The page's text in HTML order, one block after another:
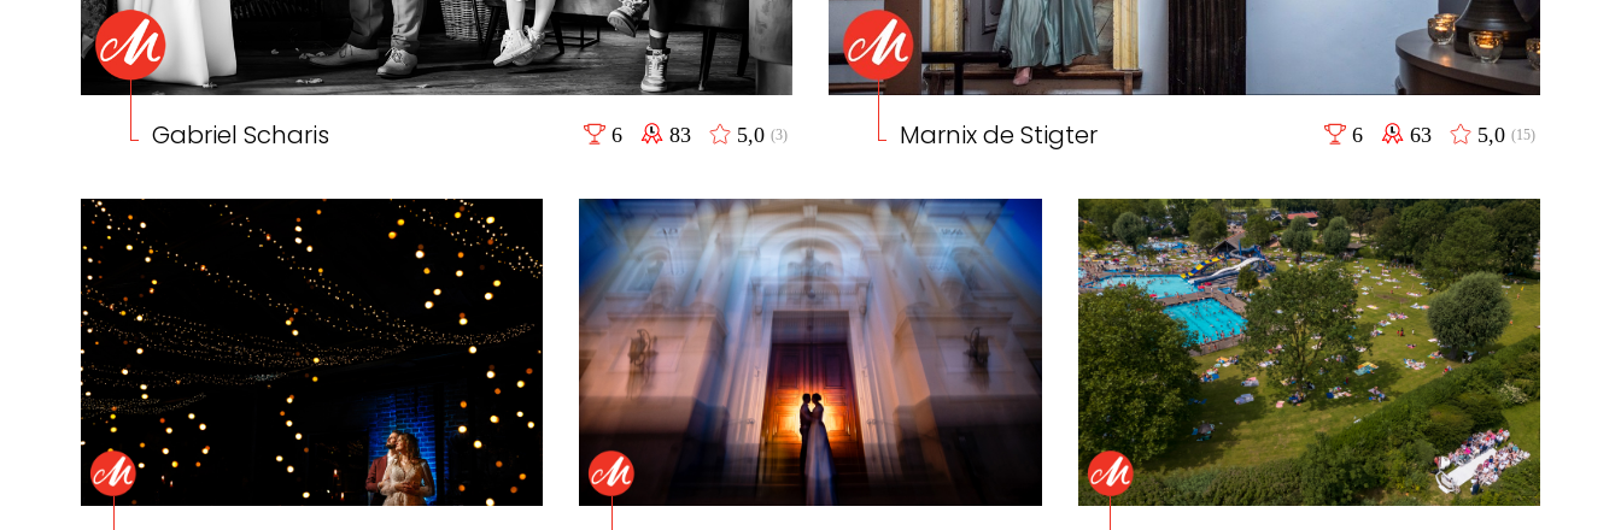
Gabriel Scharis 6 83 5,0(3) Marnix de Stigter 6 63 5,0(15)